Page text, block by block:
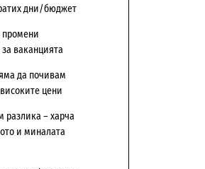
дни/бюджет
промени
ваканцията
да почивам
цени
разлика – харча
и миналата